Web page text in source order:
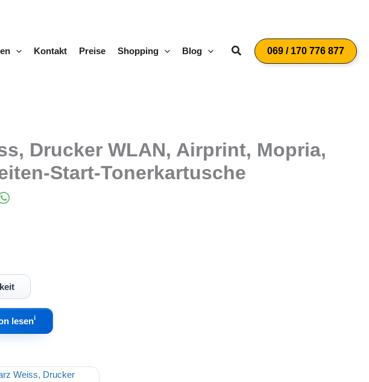
Kontakt Preise Shopping Blog Suchen069 / 170 776 877
Drucker WLAN, Airprint, Mopria,
Start-Tonerkartusche
lesenℹ︎